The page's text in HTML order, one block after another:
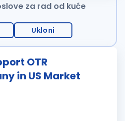
za rad od kuće
Ukloni
OTR
in US Market